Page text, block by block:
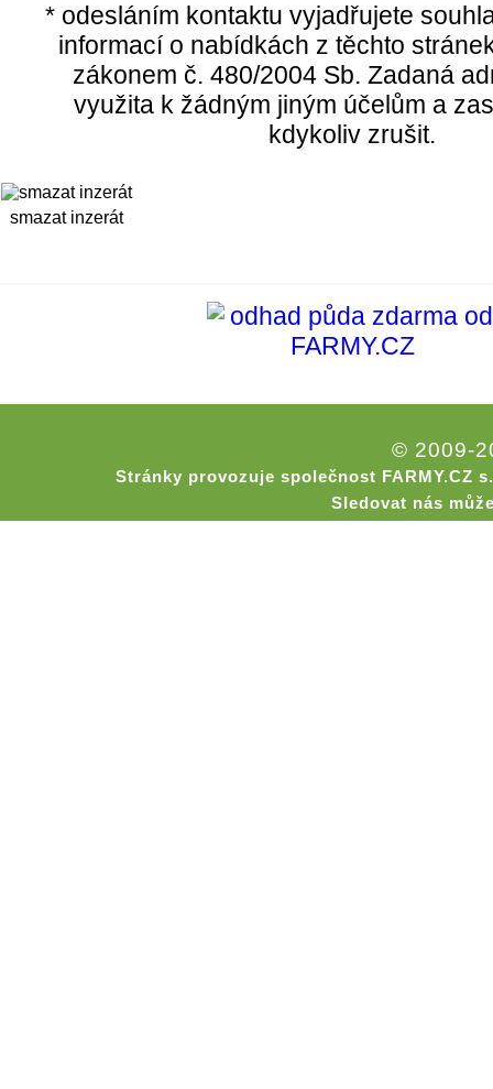
* odesláním kontaktu vyjadřujete
informací o nabídkách z těchto
zákonem č. 480/2004 Sb. Zadaná
využita k žádným jiným účelům a
kdykoliv zrušit.
smazat inzerát
© 2009-
Stránky provozuje společnost FARMY.CZ
Sledovat nás